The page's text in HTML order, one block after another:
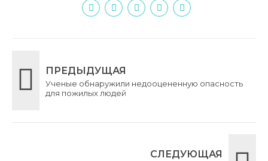
ПРЕДЫДУЩАЯ
Ученые обнаружили недооцененную опасность
для пожилых людей
СЛЕДУЮЩАЯ